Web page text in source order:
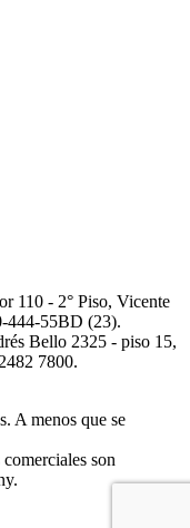
110 - 2° Piso, Vicente
444-55BD (23).
Bello 2325 - piso 15,
7800.
A menos que se
son